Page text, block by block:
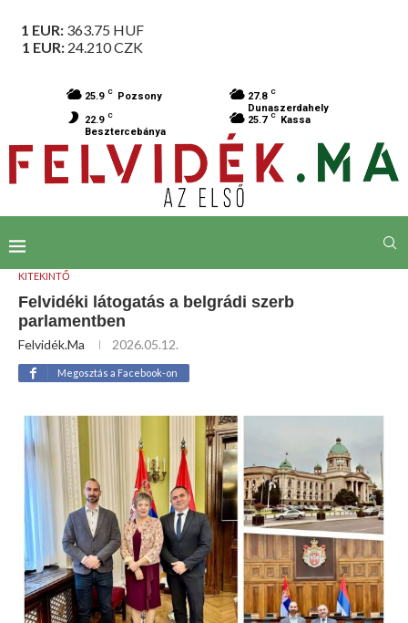
1 EUR: 363.75 HUF
1 EUR: 24.210CZK
25.9 C Pozsony 27.8 C
Dunaszerdahely
22.9 C
Besztercebánya
25.7 C Kassa
KITEKINTŐ
Felvidéki látogatás a belgrádi szerb
parlamentben
Felvidék.ma 2026.05.12.
Megosztás a Facebook-on